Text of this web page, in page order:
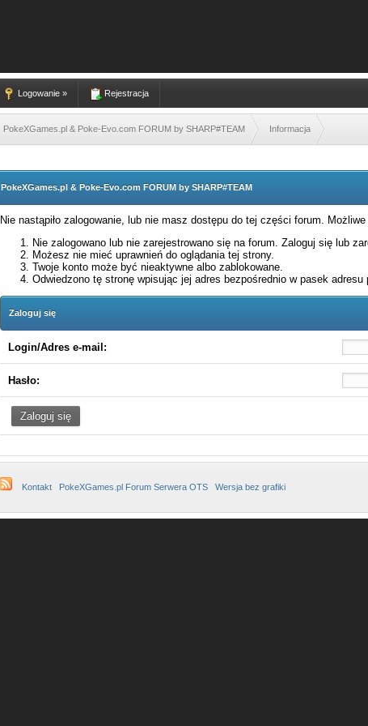
Logowanie » Rejestracja
PokeXGames.pl & Poke-Evo.com FORUM by SHARP#TEAM Informacja
PokeXGames.pl & Poke-Evo.com FORUM by SHARP#TEAM
Nie nastąpiło zalogowanie, lub nie masz dostępu do tej części forum.
Nie zalogowano lub nie zarejestrowano się na forum. Zaloguj się lub
Możesz nie mieć uprawnień do oglądania tej strony.
Twoje konto może być nieaktywne albo zablokowane.
Odwiedzono tę stronę wpisując jej adres bezpośrednio w pasek
Zaloguj się
Login/Adres e-mail:
Hasło:
Kontakt PokeXGames.pl Forum Serwera OTS Wersja bez grafiki